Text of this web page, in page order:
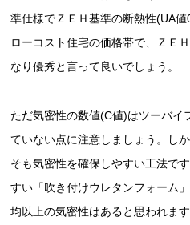
準仕様でＺＥＨ基準の断熱性(UA値
ローコスト住宅の価格帯で、ＺＥ
なり優秀と言って良いでしょう。
ただ気密性の数値(C値)はツーバイ
ていない点に注意しましょう。し
そも気密性を確保しやすい工法で
すい「吹き付けウレタンフォーム
均以上の気密性はあると思われま